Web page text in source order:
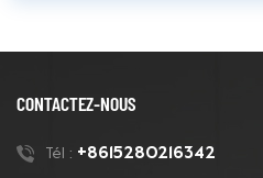
CONTACTEZ-NOUS
Tél : +8615280216342